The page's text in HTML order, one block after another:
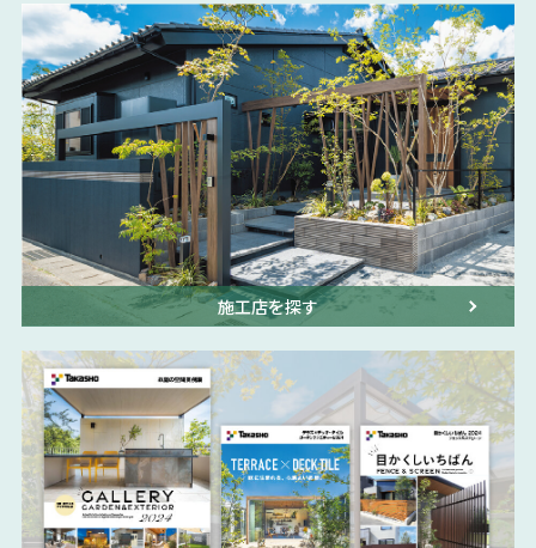
施工店を探す